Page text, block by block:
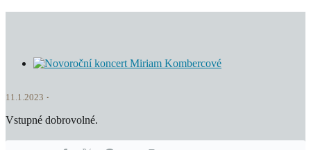
11.1.2023
Vstupné dobrovolné.